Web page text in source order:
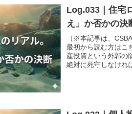
Log.033｜住宅
え」か否かの決
（※本記事は、
最初から読む方はこ
産投資という外郭の
絶対に死守しなけれ